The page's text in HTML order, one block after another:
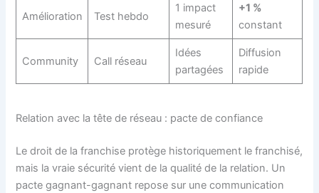
Amélioration Test hebdo
1 impact
mesuré
+1 %
constant
Community Call réseau
Idées
partagées
Diffusion
rapide
Relation avec la tête de réseau : pacte de confiance
Le droit de la franchise protège historiquement le franchisé,
mais la vraie sécurité vient de la qualité de la relation. Un
pacte gagnant-gagnant repose sur une communication